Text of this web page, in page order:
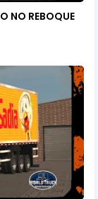
NO REBOQUE